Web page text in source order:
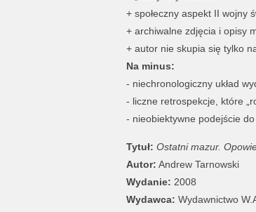
+ społeczny aspekt II wojny
+ archiwalne zdjęcia i opisy
+ autor nie skupia się tylko
Na minus:
- niechronologiczny układ
- liczne retrospekcje, które
- nieobiektywne podejście
Tytuł: Ostatni mazur.
Autor: Andrew Tarnowski
Wydanie: 2008
Wydawca: Wydawnictwo